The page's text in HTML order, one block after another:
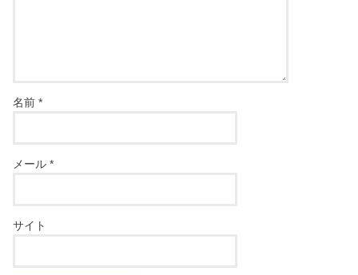
名前*
メール*
サイト